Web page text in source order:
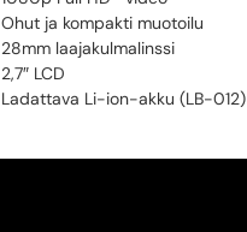
Ohut ja kompakti muotoilu
28mm laajakulmalinssi
2,7″ LCD
Ladattava Li-ion-akku (LB-012)